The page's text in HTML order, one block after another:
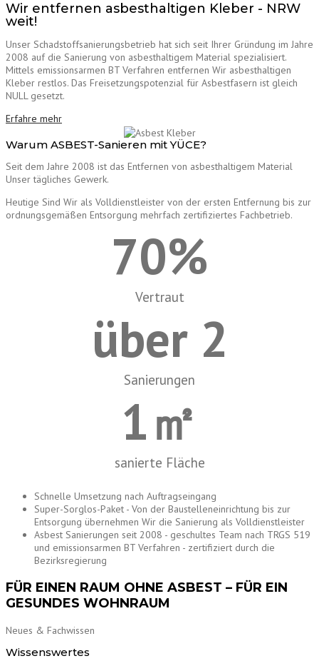
Wir entfernen asbesthaltigen Kleber - NRW
weit!
Unser Schadstoffsanierungsbetrieb hat sich seit Ihrer Gründung im Jahre
2008 auf die Sanierung von asbesthaltigem Material spezialisiert.
Mittels emissionsarmen BT Verfahren entfernen Wir asbesthaltigen
Kleber restlos. Das Freisetzungspotenzial für Asbestfasern ist gleich
NULL gesetzt.
Erfahre mehr
Warum ASBEST-Sanieren mit YÜCE?
Seit dem Jahre 2008 ist das Entfernen von asbesthaltigem Material
Unser tägliches Gewerk.
Heutige Sind Wir als Volldienstleister von der ersten Entfernung bis zur
ordnungsgemäßen Entsorgung mehrfach zertifiziertes Fachbetrieb.
70%
Vertraut
über 2
Sanierungen
1㎡
sanierte Fläche
Schnelle Umsetzung nach Auftragseingang
Super-Sorglos-Paket - Von der Baustelleneinrichtung bis zur
Entsorgung übernehmen Wir die Sanierung als Volldienstleister
Asbest Sanierungen seit 2008 - geschultes Team nach TRGS 519
und emissionsarmen BT Verfahren - zertifiziert durch die
Bezirksregierung
FÜR EINEN RAUM OHNE ASBEST – FÜR EIN
GESUNDES WOHNRAUM
Neues & Fachwissen
Wissenswertes